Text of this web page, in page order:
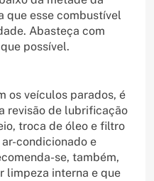
que esse combustível
Abasteça com
possível.
os veículos parados, é
revisão de lubrificação
troca de óleo e filtro
condicionado e
se, também,
limpeza interna e que